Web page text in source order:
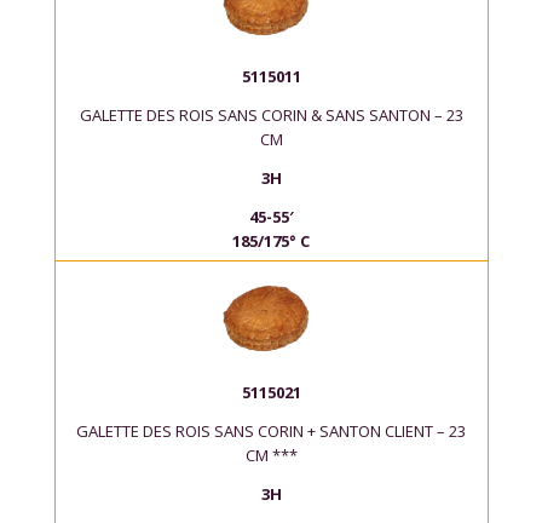
5115011
GALETTE DES ROIS SANS CORIN & SANS SANTON – 23
CM
3H
45-55′
185/175° C
5115021
GALETTE DES ROIS SANS CORIN + SANTON CLIENT – 23
CM ***
3H